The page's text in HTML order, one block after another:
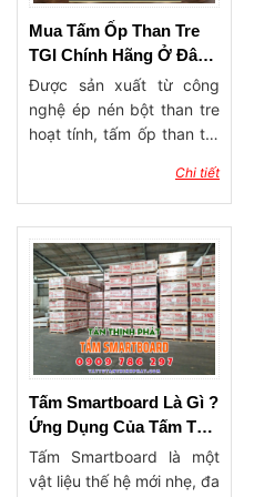
Vũng Tàu uy tín, chuyên
cung cấp đầy đủ các
phào chỉ, sàn nhựa, nẹp
trang trí, vật tư thi công…
với dịch vụ tư vấn – giao
hàng – hỗ trợ thi công tận
Mua Tấm Ốp Than Tre
TGI Chính Hãng Ở Đâu
Tại Bà Rịa Vũng Tàu
Được sản xuất từ công
nghệ ép nén bột than tre
hoạt tính, tấm ốp than tre
giữa tính thẩm mỹ hiện
đại và tiêu chuẩn sống
xanh. Loại vật liệu này sở
hữu độ bền cao, khả năng
kháng ẩm tốt cùng tính
năng khử mùi tự nhiên,
mang lại bầu không khí an
toàn cho gia đình. Trong
bài viết này, Tân Thịnh
Phát sẽ cùng bạn phân
tích chi tiết cấu tạo,
những đặc tính ưu việt và
cập nhật các mẫu tấm ốp
Chi tiết
Tấm Smartboard Là Gì ?
Ứng Dụng Của Tấm Tấm
Smartboard
Tấm Smartboard là một
vật liệu thế hệ mới nhẹ, đa